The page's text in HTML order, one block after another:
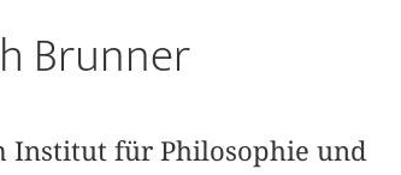
Brunner
Institut für Philosophie und